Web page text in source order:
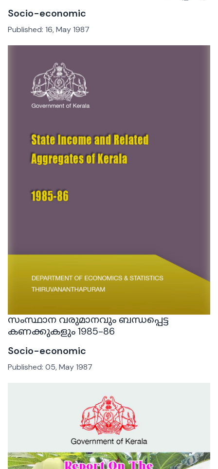
Socio-economic
Published: 16, May 1987
സംസ്ഥാന വരുമാനവും ബന്ധപ്പെട്ട
കണക്കുകളും 1985-86
Socio-economic
Published: 05, May 1987